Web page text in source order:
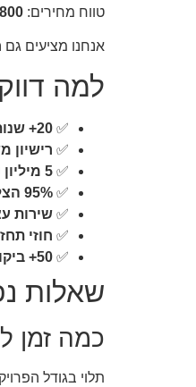
טווח מחירים: 180-
אנחנו מציעים גם
למה
✅ 20+ שנות ניסיון
✅ רישיון
✅ 5 מיליון ₪ ביטוח אחריות מקצועית
✅ 95% הצלחה בקבלת אישור כבאות בניסיון ראשון
✅ שירות
✅ חוזי
✅ 50+ ביקורות 5 כוכבים
שאלות
כמה זמן
תלוי בגודל הפרויקט. עסק קטן: 2-4 שבועות. מבנה